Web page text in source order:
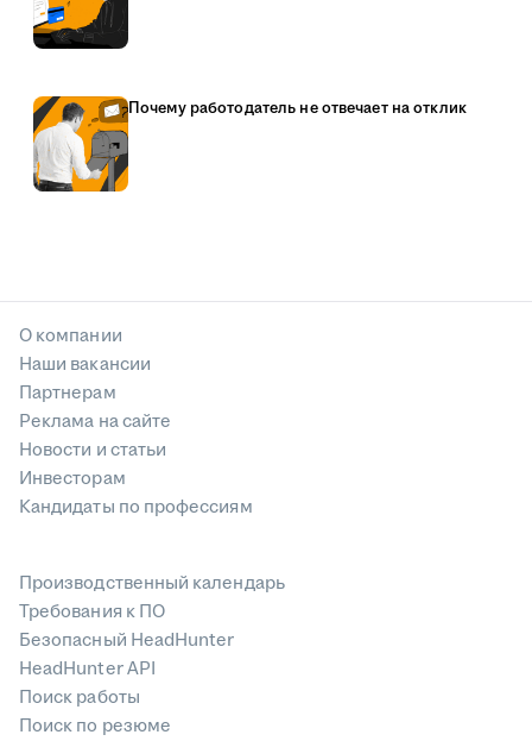
Почему работодатель не отвечает на отклик
О компании
Наши вакансии
Партнерам
Реклама на сайте
Новости и статьи
Инвесторам
Кандидаты по профессиям
Производственный календарь
Требования к ПО
Безопасный HeadHunter
HeadHunter API
Поиск работы
Поиск по резюме